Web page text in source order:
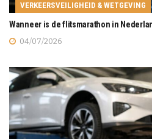
VERKEERSVEILIGHEID & WETGEVING
Wanneer is de flitsmarathon in
04/07/2026